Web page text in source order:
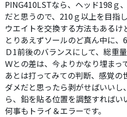
PING410LSTなら、ヘッド198ｇ
だと思うので、210ｇ以上を目指し
ウエイトを交換する方法もあるけ
とりあえずソールのど真ん中に、
Ｄ1前後のバランスにして、総重
Ｗとの差は、今よりかなり埋まっ
あとは打ってみての判断、感覚の
ダメだと思ったら剥がせばいい
ら、鉛を貼る位置を調整すればい
何事もトライ＆エラーです。